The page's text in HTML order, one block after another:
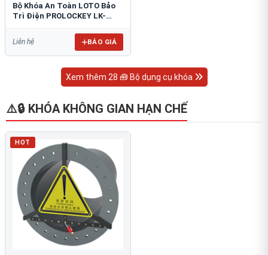
Bộ Khóa An Toàn LOTO Bảo
Trì Điện PROLOCKEY LK-
Liên hệ BÁO GIÁ
Xem thêm 28 🧰 Bộ dụng cụ khóa
⚠️🔒 KHÓA KHÔNG GIAN HẠN CHẾ
HOT